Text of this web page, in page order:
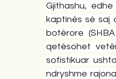
Gjithashu,
kaptinës së saj
botërore
qetësohet
sofistikuar
ndryshme